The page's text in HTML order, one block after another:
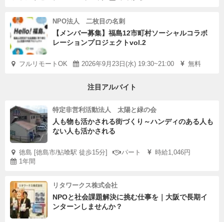
NPO法人 二枚目の名刺
【メンバー募集】福島12市町村ソーシャルコラボ
レーションプロジェクトvol.2
フルリモートOK 2026年9月23日(水) 19:30~21:00 無料
注目アルバイト
特定非営利活動法人 太陽と緑の会
人も物も活かされる街づくり～ハンディのある人も
ない人も活かされる
徳島 [徳島市/鮎喰駅 徒歩15分] パート
時給1,046円
1年間
リタワークス株式会社
NPOと社会課題解決に挑む仕事を｜大阪で長期イ
ンターンしませんか？